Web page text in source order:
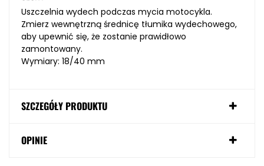
Uszczelnia wydech podczas mycia motocykla.
Zmierz wewnętrzną średnicę tłumika wydechowego,
aby upewnić się, że zostanie prawidłowo
zamontowany.
Wymiary: 18/40 mm
SZCZEGÓŁY PRODUKTU
OPINIE